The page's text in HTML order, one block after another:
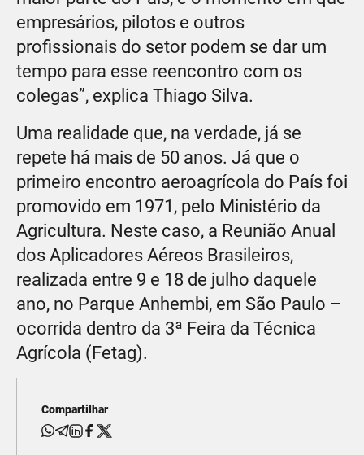
empresários, pilotos e outros
profissionais do setor podem se dar um
tempo para esse reencontro com os
colegas”, explica Thiago Silva.
Uma realidade que, na verdade, já se
repete há mais de 50 anos. Já que o
primeiro encontro aeroagrícola do País foi
promovido em 1971, pelo Ministério da
Agricultura. Neste caso, a Reunião Anual
dos Aplicadores Aéreos Brasileiros,
realizada entre 9 e 18 de julho daquele
ano, no Parque Anhembi, em São Paulo –
ocorrida dentro da 3ª Feira da Técnica
Agrícola (Fetag).
Compartilhar